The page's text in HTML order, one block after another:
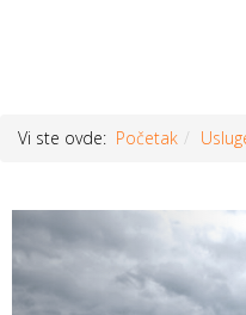
Vi ste ovde: Početak
Prethodni